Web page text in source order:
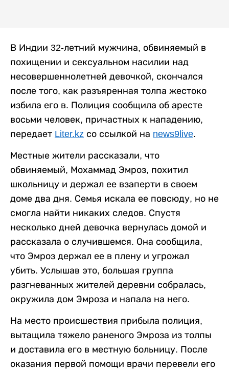
В Индии 32-летний мужчина, обвиняемый в
похищении и сексуальном насилии над
несовершеннолетней девочкой, скончался
после того, как разъяренная толпа жестоко
избила его в. Полиция сообщила об аресте
восьми человек, причастных к нападению,
передает Liter.kz со ссылкой на news9live.
Местные жители рассказали, что
обвиняемый, Мохаммад Эмроз, похитил
школьницу и держал ее взаперти в своем
доме два дня. Семья искала ее повсюду, но не
смогла найти никаких следов. Спустя
несколько дней девочка вернулась домой и
рассказала о случившемся. Она сообщила,
что Эмроз держал ее в плену и угрожал
убить. Услышав это, большая группа
разгневанных жителей деревни собралась,
окружила дом Эмроза и напала на него.
На место происшествия прибыла полиция,
вытащила тяжело раненого Эмроза из толпы
и доставила его в местную больницу. После
оказания первой помощи врачи перевели его